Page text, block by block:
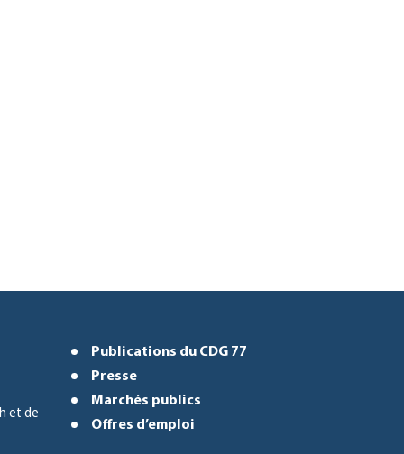
et de
Publications du CDG 77
Presse
Marchés publics
Offres d’emploi